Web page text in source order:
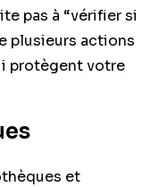
pas à “vérifier si
plusieurs actions
protègent votre
et